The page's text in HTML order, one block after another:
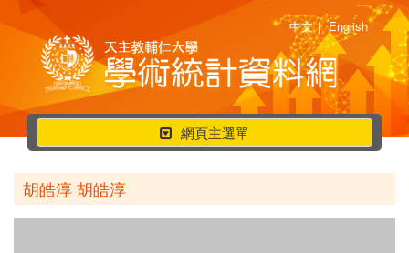
中文 | English
行
動
選
網頁主選單
胡皓淳 胡皓淳